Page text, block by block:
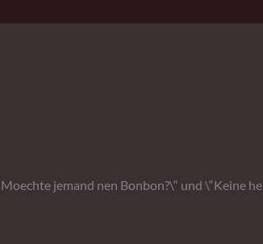
jemand nen Bonbon?\“ und \“Keine